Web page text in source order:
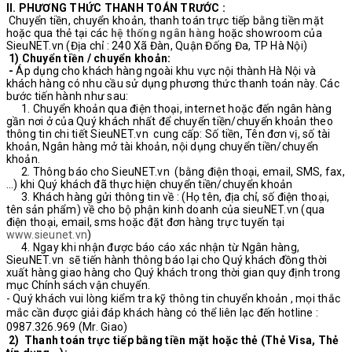
II. PHƯƠNG THỨC THANH TOÁN TRƯỚC :
Chuyển tiền, chuyển khoản, thanh toán trực tiếp bằng tiền mặt
hoặc qua thẻ tại các hệ thống ngân hàng hoặc showroom của
SieuNET.vn (Địa chỉ : 240 Xã Đàn, Quận Đống Đa, TP Hà Nội)
1) Chuyển tiền / chuyển khoản:
- Áp dụng cho khách hàng ngoài khu vực nội thành Hà Nội và
khách hàng có nhu cầu sử dụng phương thức thanh toán này. Các
bước tiến hành như sau:
1. Chuyển khoản qua điện thoại, internet hoặc đến ngân hàng
gần nơi ở của Quý khách nhất để chuyển tiền/chuyển khoản theo
thông tin chi tiết SieuNET.vn cung cấp: Số tiền, Tên đơn vị, số tài
khoản, Ngân hàng mở tài khoản, nội dụng chuyển tiền/chuyển
khoản.
2. Thông báo cho SieuNET.vn (bằng điện thoại, email, SMS, fax,
...) khi Quý khách đã thực hiện chuyển tiền/chuyển khoản
3. Khách hàng gửi thông tin về : (Họ tên, địa chỉ, số điện thoại,
tên sản phẩm) về cho bộ phận kinh doanh của sieuNET.vn (qua
điện thoại, email, sms hoặc đặt đơn hàng trực tuyến tại
www.sieunet.vn)
4. Ngay khi nhận được báo cáo xác nhận từ Ngân hàng,
SieuNET.vn sẽ tiến hành thông báo lại cho Quý khách đồng thời
xuất hàng giao hàng cho Quý khách trong thời gian quy định trong
mục Chính sách vận chuyển.
- Quý khách vui lòng kiểm tra kỹ thông tin chuyển khoản , mọi thắc
mắc cần được giải đáp khách hàng có thể liên lạc đến hotline :
0987.326.969 (Mr. Giao)
2) Thanh toán trực tiếp bằng tiền mặt hoặc thẻ (Thẻ Visa, Thẻ